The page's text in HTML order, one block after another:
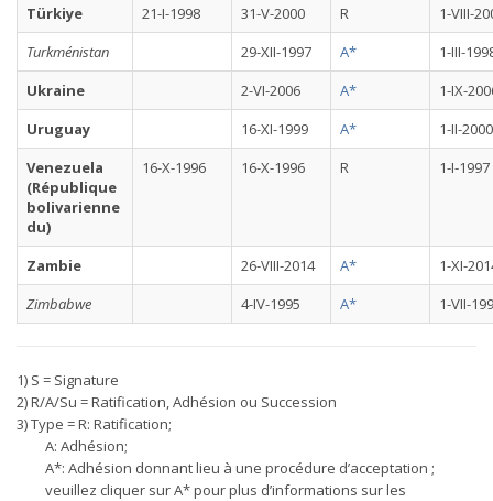
Türkiye
21-I-1998 31-V-2000 R
1-VIII-
Turkménistan
29-XII-1997 A*
1-III-
Ukraine
2-VI-2006 A*
1-IX-
Uruguay
16-XI-1999 A*
1-II-2000
Venezuela
(République
bolivarienne
du)
16-X-1996 16-X-1996 R 1-I-1997
Zambie 26-VIII-2014 A*
1-XI-
Zimbabwe
4-IV-1995 A* 1-VII-
1) S = Signature
2) R/A/Su = Ratification, Adhésion ou Succession
3) Type = R: Ratification;
A: Adhésion;
A*: Adhésion donnant lieu à une procédure d’acceptation ;
veuillez cliquer sur A* pour plus d’informations sur les